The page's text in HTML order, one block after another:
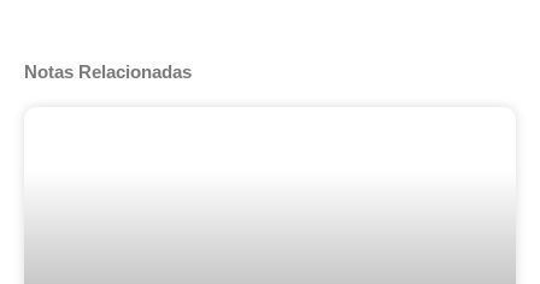
Notas Relacionadas